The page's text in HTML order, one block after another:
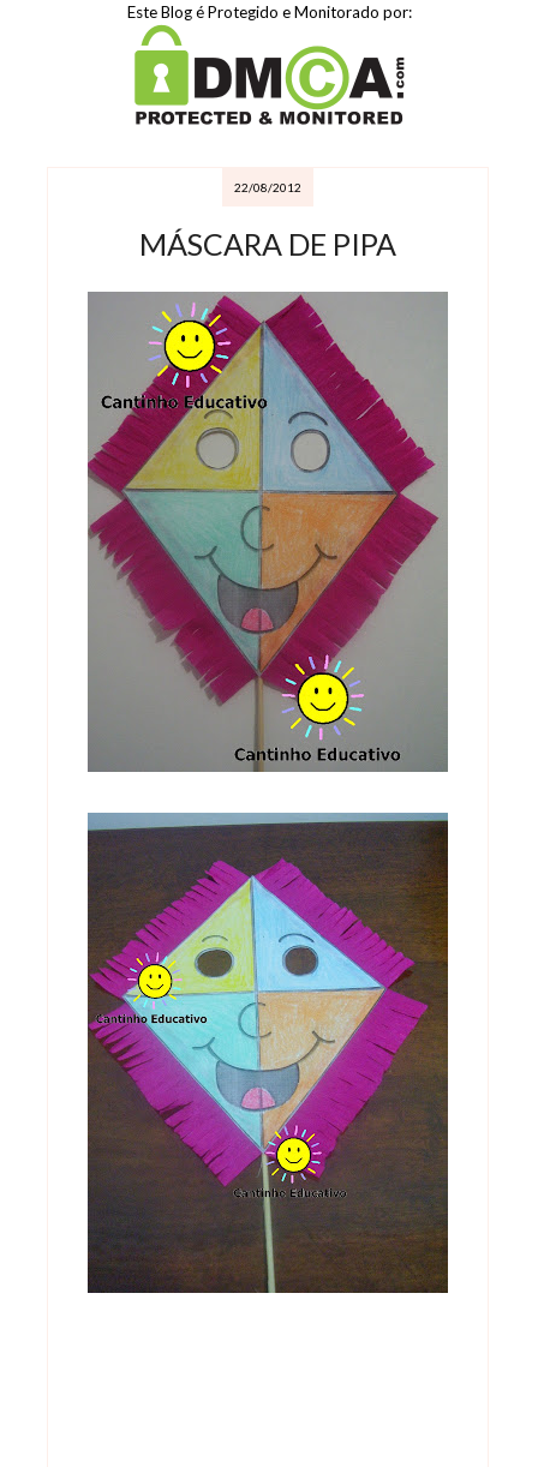
Este Blog é Protegido e Monitorado por:
22/08/2012
MÁSCARA DE PIPA